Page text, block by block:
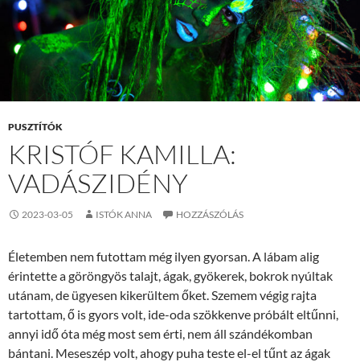
PUSZTÍTÓK
KRISTÓF KAMILLA:
VADÁSZIDÉNY
2023-03-05 ISTÓK ANNA HOZZÁSZÓLÁS
Életemben nem futottam még ilyen gyorsan. A lábam alig
érintette a göröngyös talajt, ágak, gyökerek, bokrok nyúltak
utánam, de ügyesen kikerültem őket. Szemem végig rajta
tartottam, ő is gyors volt, ide-oda szökkenve próbált eltűnni,
annyi idő óta még most sem érti, nem áll szándékomban
bántani. Meseszép volt, ahogy puha teste el-el tűnt az ágak